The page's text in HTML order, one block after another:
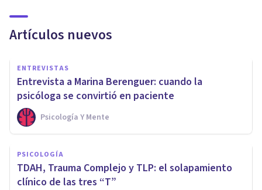
Artículos nuevos
ENTREVISTAS
Entrevista a Marina Berenguer: cuando la
psicóloga se convirtió en paciente
Psicología Y Mente
PSICOLOGÍA
TDAH, Trauma Complejo y TLP: el solapamiento
clínico de las tres “T”